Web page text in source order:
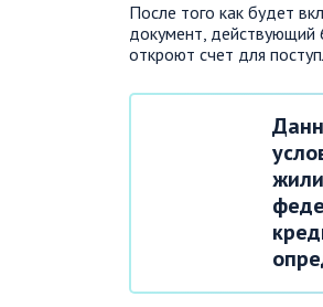
После того как будет
документ, действующий
откроют счет для